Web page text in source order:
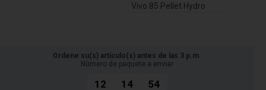
Vivo 85 Pellet Hydro
Ordene su(s) artículo(s) antes de las 3 p.m.
Número de paquete a enviar
12 14 53